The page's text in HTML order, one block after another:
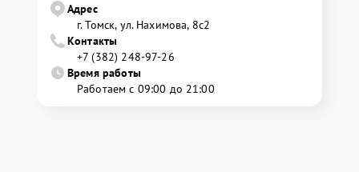
Адрес
г. Томск, ул. Нахимова, 8с2
Контакты
+7 (382) 248-97-26
Время работы
Работаем с 09:00 до 21:00